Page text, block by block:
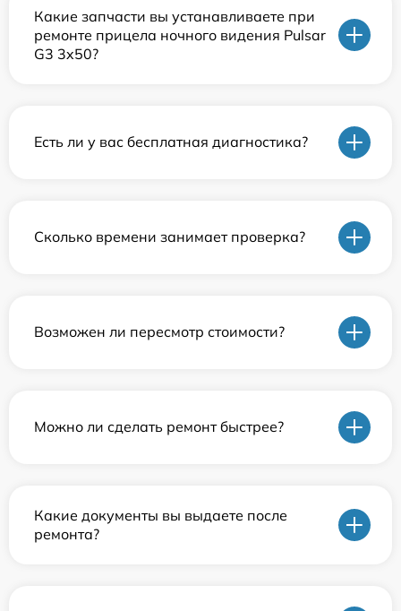
Какие запчасти вы устанавливаете при
ремонте прицела ночного видения Pulsar
G3 3x50?
Есть ли у вас бесплатная диагностика?
Сколько времени занимает проверка?
Возможен ли пересмотр стоимости?
Можно ли сделать ремонт быстрее?
Какие документы вы выдаете после
ремонта?